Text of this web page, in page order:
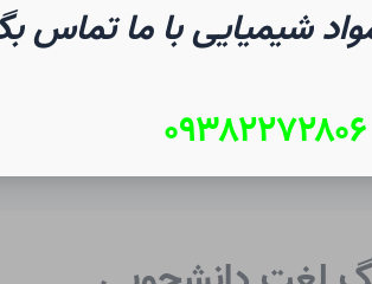
شیمیایی با ما تماس
۰۹۳۸۲۲۷۲۸۰۶